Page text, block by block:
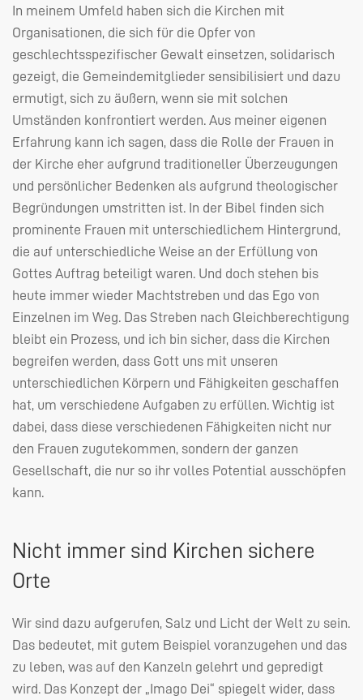
In meinem Umfeld haben sich die Kirchen mit
Organisationen, die sich für die Opfer von
geschlechtsspezifischer Gewalt einsetzen, solidarisch
gezeigt, die Gemeindemitglieder sensibilisiert und dazu
ermutigt, sich zu äußern, wenn sie mit solchen
Umständen konfrontiert werden. Aus meiner eigenen
Erfahrung kann ich sagen, dass die Rolle der Frauen in
der Kirche eher aufgrund traditioneller Überzeugungen
und persönlicher Bedenken als aufgrund theologischer
Begründungen umstritten ist. In der Bibel finden sich
prominente Frauen mit unterschiedlichem Hintergrund,
die auf unterschiedliche Weise an der Erfüllung von
Gottes Auftrag beteiligt waren. Und doch stehen bis
heute immer wieder Machtstreben und das Ego von
Einzelnen im Weg. Das Streben nach Gleichberechtigung
bleibt ein Prozess, und ich bin sicher, dass die Kirchen
begreifen werden, dass Gott uns mit unseren
unterschiedlichen Körpern und Fähigkeiten geschaffen
hat, um verschiedene Aufgaben zu erfüllen. Wichtig ist
dabei, dass diese verschiedenen Fähigkeiten nicht nur
den Frauen zugutekommen, sondern der ganzen
Gesellschaft, die nur so ihr volles Potential ausschöpfen
kann.
Nicht immer sind Kirchen sichere
Orte
Wir sind dazu aufgerufen, Salz und Licht der Welt zu sein.
Das bedeutet, mit gutem Beispiel voranzugehen und das
zu leben, was auf den Kanzeln gelehrt und gepredigt
wird. Das Konzept der „Imago Dei“ spiegelt wider, dass